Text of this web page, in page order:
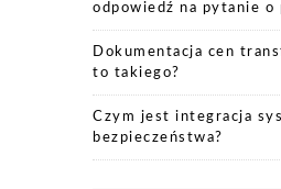
odpowiedź na pytanie o
Dokumentacja cen
to takiego?
Czym jest integracja
bezpieczeństwa?